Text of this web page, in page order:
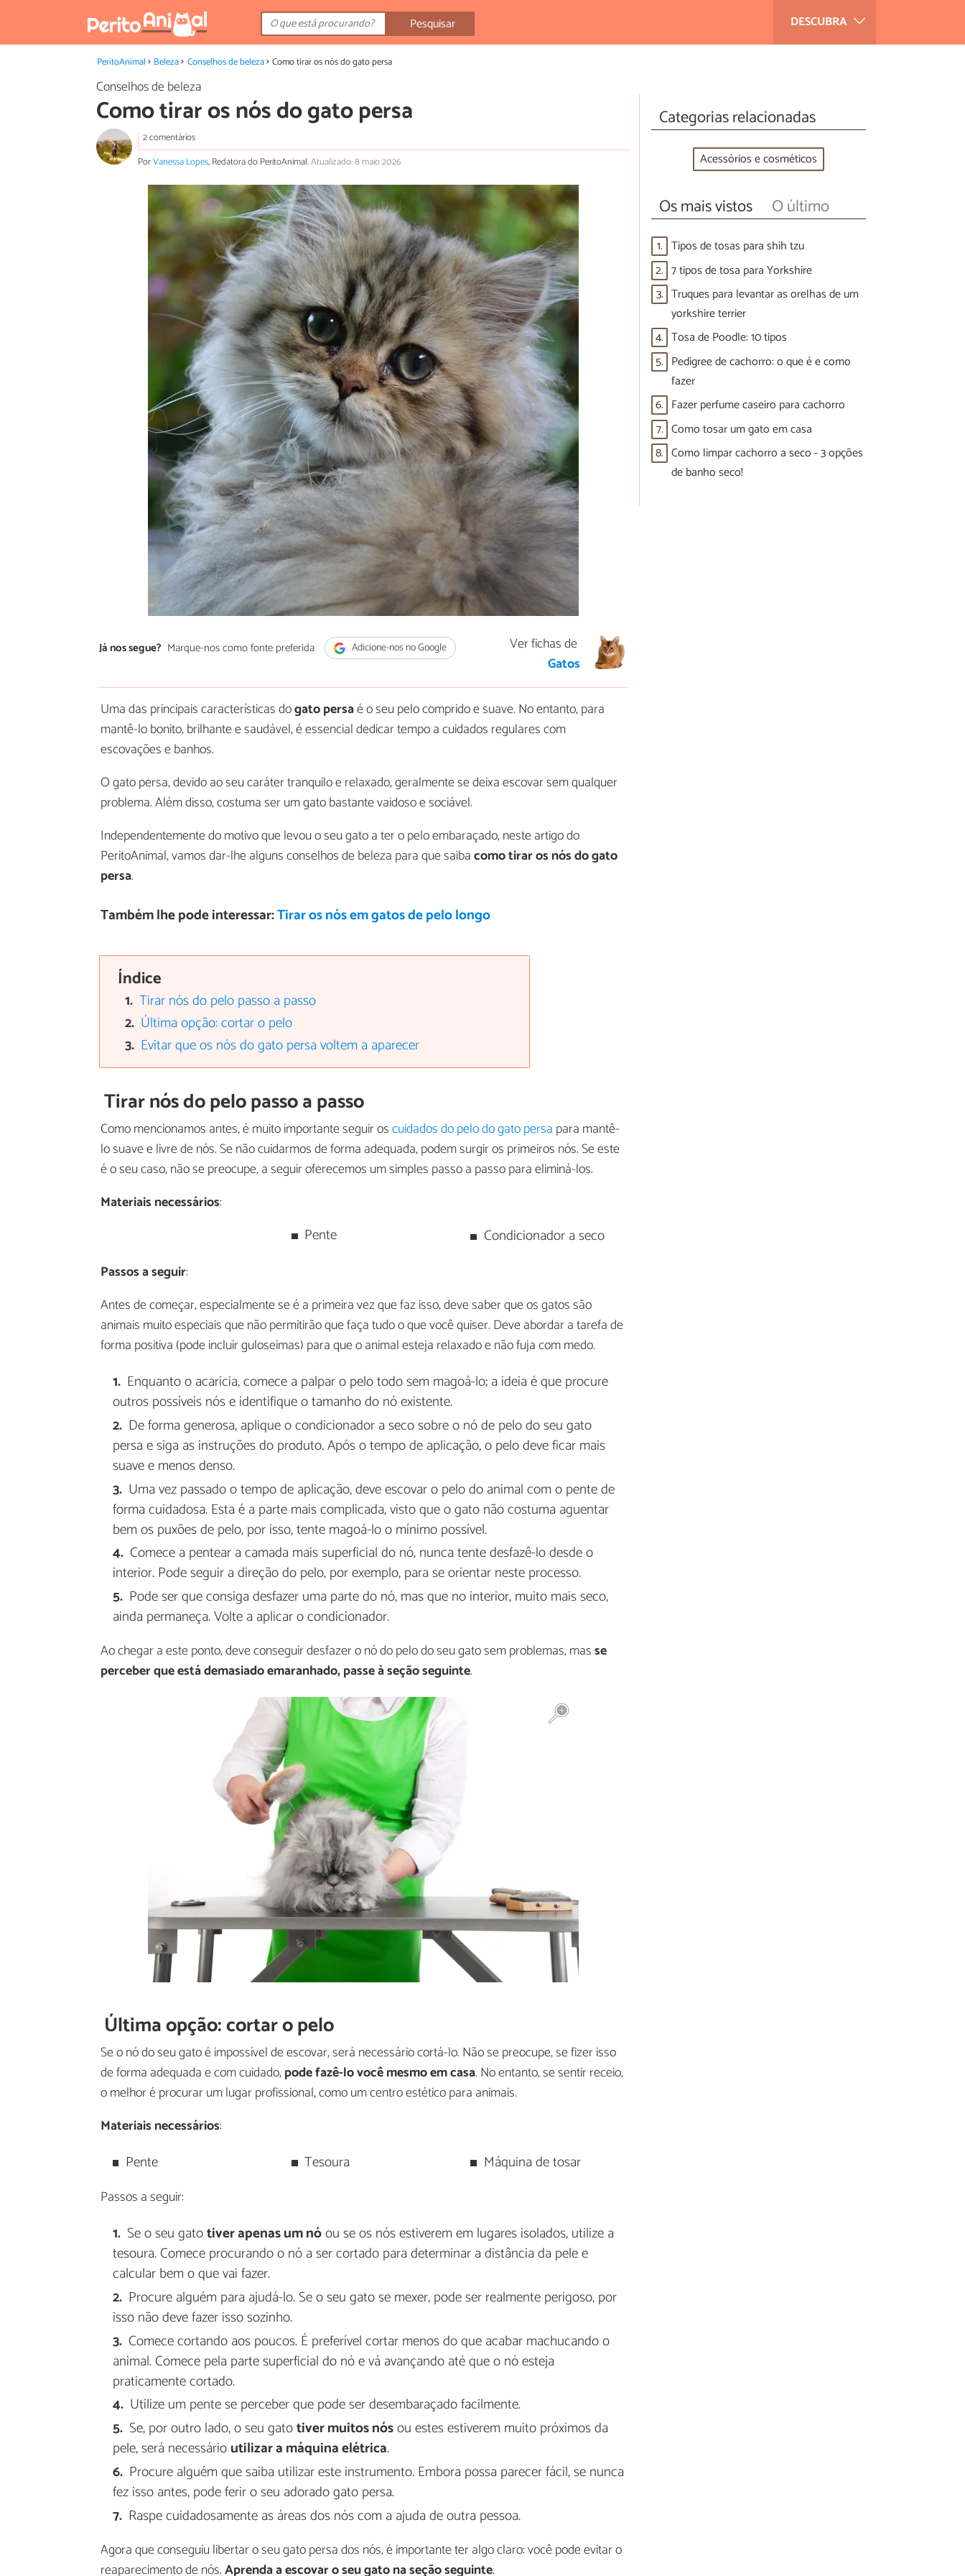
DESCUBRA
Pesquisar
PeritoAnimal Beleza Conselhos de beleza Como tirar os nós do gato persa
Conselhos de beleza
Como tirar os nós do gato persa
2 comentários
PorVanessa Lopes, Redatora do PeritoAnimal.Atualizado: 8 maio 2026
Já nos segue? Marque-nos como fonte preferida Adicione-nos no Google
Ver fichas de
Gatos
Uma das principais características dogato persaé o seu pelo comprido e suave. No entanto, para
mantê-lo bonito, brilhante e saudável, é essencial dedicar tempo a cuidados regulares com
escovações e banhos.
O gato persa, devido ao seu caráter tranquilo e relaxado, geralmente se deixa escovar sem qualquer
problema. Além disso, costuma ser um gato bastante vaidoso e sociável.
Independentemente do motivo que levou o seu gato a ter o pelo embaraçado, neste artigo do
PeritoAnimal, vamos dar-lhe alguns conselhos de beleza para que saibacomo tirar os nós do gato
persa.
Também lhe pode interessar:Tirar os nós em gatos de pelo longo
Índice
Tirar nós do pelo passo a passo
Última opção: cortar o pelo
Evitar que os nós do gato persa voltem a aparecer
Tirar nós do pelo passo a passo
Como mencionamos antes, é muito importante seguir oscuidados do pelo do gato persa para mantê-
lo suave e livre de nós. Se não cuidarmos de forma adequada, podem surgir os primeiros nós. Se este
é o seu caso, não se preocupe, a seguir oferecemos um simples passo a passo para eliminá-los.
Materiais necessários:
Pente Condicionador a seco
Passos a seguir:
Antes de começar, especialmente se é a primeira vez que faz isso, deve saber que os gatos são
animais muito especiais que não permitirão que faça tudo o que você quiser. Deve abordar a tarefa de
forma positiva (pode incluir guloseimas) para que o animal esteja relaxado e não fuja com medo.
Enquanto o acaricia, comece a palpar o pelo todo sem magoá-lo; a ideia é que procure
outros possíveis nós e identifique o tamanho do nó existente.
De forma generosa, aplique o condicionador a seco sobre o nó de pelo do seu gato
persa e siga as instruções do produto. Após o tempo de aplicação, o pelo deve ficar mais
suave e menos denso.
Uma vez passado o tempo de aplicação, deve escovar o pelo do animal com o pente de
forma cuidadosa. Esta é a parte mais complicada, visto que o gato não costuma aguentar
bem os puxões de pelo, por isso, tente magoá-lo o mínimo possível.
Comece a pentear a camada mais superficial do nó, nunca tente desfazê-lo desde o
interior. Pode seguir a direção do pelo, por exemplo, para se orientar neste processo.
Pode ser que consiga desfazer uma parte do nó, mas que no interior, muito mais seco,
ainda permaneça. Volte a aplicar o condicionador.
Ao chegar a este ponto, deve conseguir desfazer o nó do pelo do seu gato sem problemas, masse
perceber que está demasiado emaranhado, passe à seção seguinte.
Última opção: cortar o pelo
Se o nó do seu gato é impossível de escovar, será necessário cortá-lo. Não se preocupe, se fizer isso
de forma adequada e com cuidado,pode fazê-lo você mesmo em casa. No entanto, se sentir receio,
o melhor é procurar um lugar profissional, como um centro estético para animais.
Materiais necessários:
Pente Tesoura Máquina de tosar
Passos a seguir:
Se o seu gatotiver apenas um nóou se os nós estiverem em lugares isolados, utilize a
tesoura. Comece procurando o nó a ser cortado para determinar a distância da pele e
calcular bem o que vai fazer.
Procure alguém para ajudá-lo. Se o seu gato se mexer, pode ser realmente perigoso, por
isso não deve fazer isso sozinho.
Comece cortando aos poucos. É preferível cortar menos do que acabar machucando o
animal. Comece pela parte superficial do nó e vá avançando até que o nó esteja
praticamente cortado.
Utilize um pente se perceber que pode ser desembaraçado facilmente.
Se, por outro lado, o seu gatotiver muitos nósou estes estiverem muito próximos da
pele, será necessárioutilizar a máquina elétrica.
Procure alguém que saiba utilizar este instrumento. Embora possa parecer fácil, se nunca
fez isso antes, pode ferir o seu adorado gato persa.
Raspe cuidadosamente as áreas dos nós com a ajuda de outra pessoa.
Agora que conseguiu libertar o seu gato persa dos nós, é importante ter algo claro: você pode evitar o
reaparecimento de nós.Aprenda a escovar o seu gato na seção seguinte.
Categorias relacionadas
Acessórios e cosméticos
Os mais vistos O último
1. Tipos de tosas para shih tzu
2. 7 tipos de tosa para Yorkshire
3. Truques para levantar as orelhas de um
yorkshire terrier
4. Tosa de Poodle: 10 tipos
5. Pedigree de cachorro: o que é e como
fazer
6. Fazer perfume caseiro para cachorro
7. Como tosar um gato em casa
8. Como limpar cachorro a seco - 3 opções
de banho seco!